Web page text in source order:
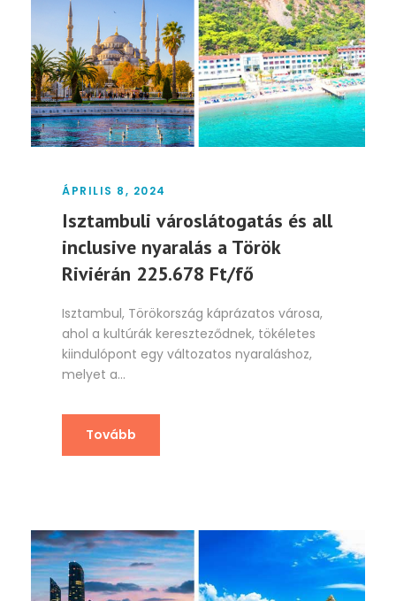
ÁPRILIS 8, 2024
Isztambuli városlátogatás és all
inclusive nyaralás a Török
Riviérán 225.678 Ft/fő
Isztambul, Törökország káprázatos városa,
ahol a kultúrák kereszteződnek, tökéletes
kiindulópont egy változatos nyaraláshoz,
melyet a...
Tovább